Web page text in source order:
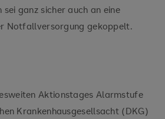
ganz sicher auch an eine
Notfallversorgung gekoppelt.
Aktionstages Alarmstufe
Krankenhausgesellsacht (DKG)